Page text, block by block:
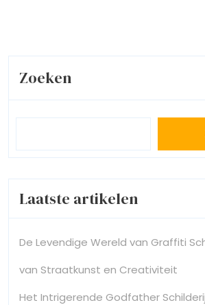
Zoeken
Laatste artikelen
De Levendige Wereld van Graffiti
van Straatkunst en Creativiteit
Het Intrigerende Godfather